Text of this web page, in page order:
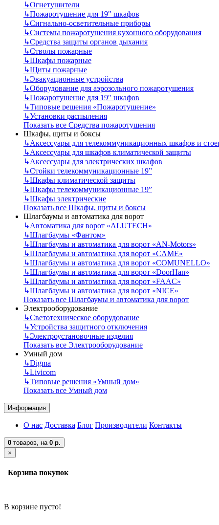
↳Огнетушители
↳Пожаротушение для 19" шкафов
↳Сигнально-осветительные приборы
↳Системы пожаротушения кухонного оборудования
↳Средства защиты органов дыхания
↳Стволы пожарные
↳Шкафы пожарные
↳Щиты пожарные
↳Эвакуационные устройства
↳Оборудование для аэрозольного пожаротушения
↳Пожаротушение для 19" шкафов
↳Типовые решения «Пожаротушение»
↳Установки распыления
Показать все Средства пожаротушения
Шкафы, щиты и боксы
↳Аксессуары для телекоммуникационных шкафов и
↳Аксессуары для шкафов климатической защиты
↳Аксессуары для электрических шкафов
↳Стойки телекоммуникационные 19”
↳Шкафы климатической защиты
↳Шкафы телекоммуникационные 19”
↳Шкафы электрические
Показать все Шкафы, щиты и боксы
Шлагбаумы и автоматика для ворот
↳Автоматика для ворот «ALUTECH»
↳Шлагбаумы «Фантом»
↳Шлагбаумы и автоматика для ворот «AN-Motors»
↳Шлагбаумы и автоматика для ворот «CAME»
↳Шлагбаумы и автоматика для ворот «COMUNELLO»
↳Шлагбаумы и автоматика для ворот «DoorHan»
↳Шлагбаумы и автоматика для ворот «FAAC»
↳Шлагбаумы и автоматика для ворот «NICE»
Показать все Шлагбаумы и автоматика для ворот
Электрооборудование
↳Светотехническое оборудование
↳Устройства защитного отключения
↳Электроустановочные изделия
Показать все Электрооборудование
Умный дом
↳Digma
↳Livicom
↳Типовые решения «Умный дом»
Показать все Умный дом
Информация
О нас Доставка Блог Производители Контакты
0 товаров, на 0 р.
×
Корзина покупок
В корзине пусто!